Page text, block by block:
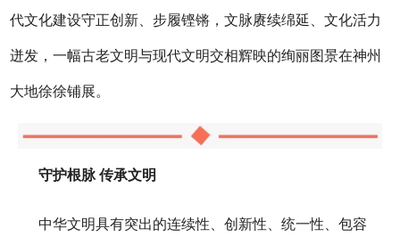
代文化建设守正创新、步履铿锵，文脉赓续绵延、文化活力
迸发，一幅古老文明与现代文明交相辉映的绚丽图景在神州
大地徐徐铺展。
守护根脉 传承文明
中华文明具有突出的连续性、创新性、统一性、包容